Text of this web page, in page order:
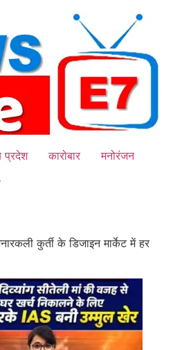
प्रदेश कारोबार
मनोरंजन
कुर्ती के डिजाइन मार्केट में हर